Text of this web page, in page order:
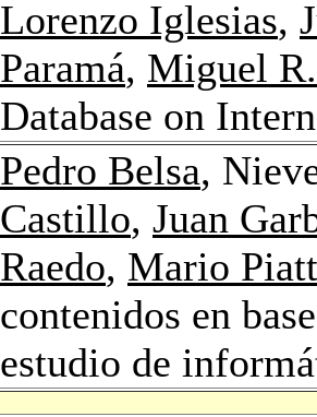
Lorenzo Iglesias,
Paramá, Miguel
Database on
Pedro Belsa,
Castillo, Juan
Raedo, Mario
contenidos en
estudio de